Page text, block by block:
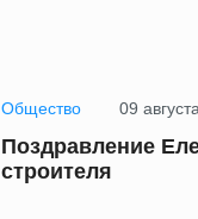
Общество 09
Поздравление
строителя